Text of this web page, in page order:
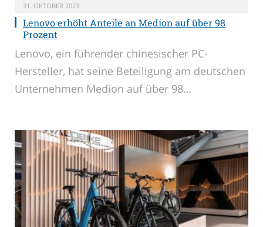
31. OKTOBER 2023
Lenovo erhöht Anteile an Medion auf über 98
Prozent
Lenovo, ein führender chinesischer PC-
Hersteller, hat seine Beteiligung am deutschen
Unternehmen Medion auf über 98…